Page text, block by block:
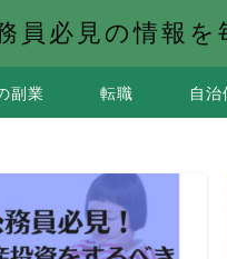
務員必見の情報
副業 転職 自